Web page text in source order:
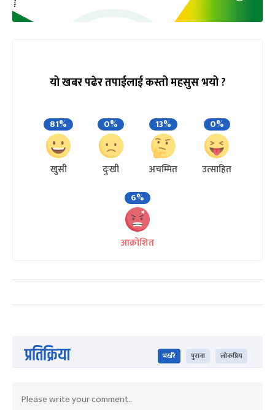
यो खबर पढेर तपाईलाई कस्तो महसुस भयो ?
81%
खुसी
0%
दुःखी
13%
अचम्मित
0%
उत्साहित
6%
आक्रोशित
प्रतिक्रिया भर्खरै पुराना लोकप्रिय